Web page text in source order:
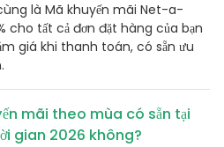
là Mã khuyến mãi Net-a-
cho tất cả đơn đặt hàng của bạn
giá khi thanh toán, có sẵn ưu
mãi theo mùa có sẵn tại
gian 2026 không?